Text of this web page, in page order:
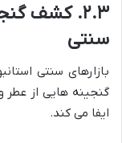
۲.۳. کشف
سنتی
بازارهای سنتی
گنجینه هایی از
ایفا می کند.